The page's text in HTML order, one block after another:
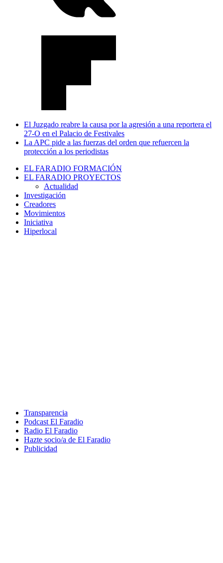
El Juzgado reabre la causa por la agresión a una reportera el
27-O en el Palacio de Festivales
La APC pide a las fuerzas del orden que refuercen la
protección a los periodistas
EL FARADIO FORMACIÓN
EL FARADIO PROYECTOS
Actualidad
Investigación
Creadores
Movimientos
Iniciativa
Hiperlocal
Transparencia
Podcast El Faradio
Radio El Faradio
Hazte socio/a de El Faradio
Publicidad